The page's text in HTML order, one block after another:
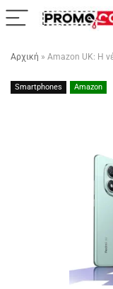
Αρχική » Amazon UK: Η
Smartphones Amazon